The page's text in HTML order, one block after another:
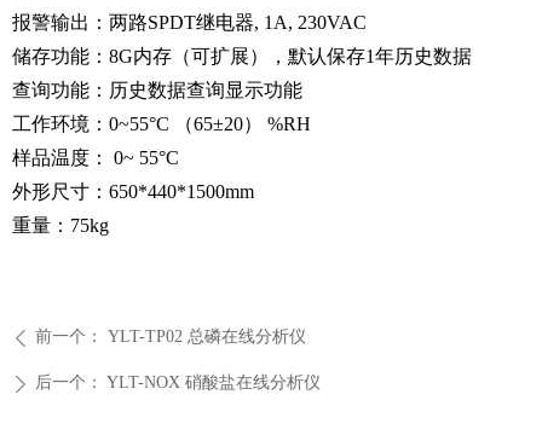
报警输出：两路SPDT继电器, 1A, 230VAC
储存功能：8G内存（可扩展），默认保存1年历史数据
查询功能：历史数据查询显示功能
工作环境：0~55°C （65±20） %RH
样品温度： 0~ 55°C
外形尺寸：650*440*1500mm
重量：75kg
ꄴ 前一个： YLT-TP02 总磷在线分析仪
ꄲ 后一个： YLT-NOX 硝酸盐在线分析仪